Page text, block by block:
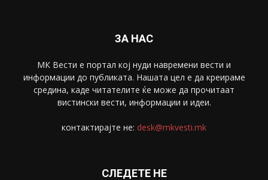
ЗА НАС
МК Вести е портал коj нуди навремени вести и
информации до публиката. Нашата цел е да креираме
средина, каде читателите ќе може да прочитаат
вистински вести, информации и идеи.
контактирајте не: desk@mkvesti.mk
СЛЕДЕТЕ НЕ